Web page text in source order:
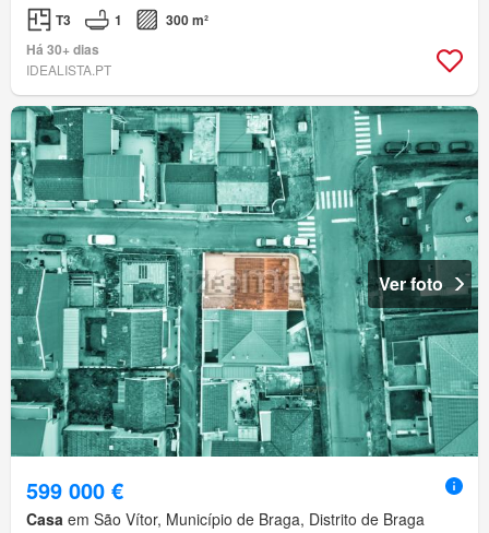
T3 1
300 m²
Há 30+ dias
IDEALISTA.PT
Ver foto
599 000 €
Casa em São Vítor, Município de Braga, Distrito de Braga